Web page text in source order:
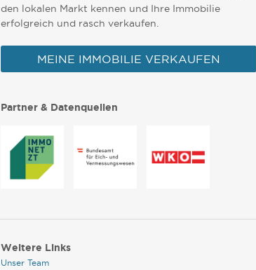
den lokalen Markt kennen und Ihre Immobilie
erfolgreich und rasch verkaufen.
MEINE IMMOBILIE VERKAUFEN
Partner & Datenquellen
Weitere Links
Unser Team